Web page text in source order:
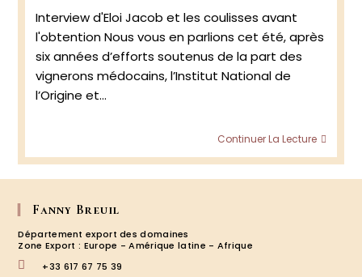
Interview d'Eloi Jacob et les coulisses avant
l'obtention Nous vous en parlions cet été, après
six années d’efforts soutenus de la part des
vignerons médocains, l’Institut National de
l’Origine et…
Continuer La Lecture
blanc
Fanny Breuil
Département export des domaines
Zone Export : Europe - Amérique latine - Afrique
+33 617 67 75 39